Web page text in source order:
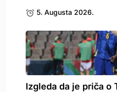
5. Augusta 2026.
Izgleda da je priča o